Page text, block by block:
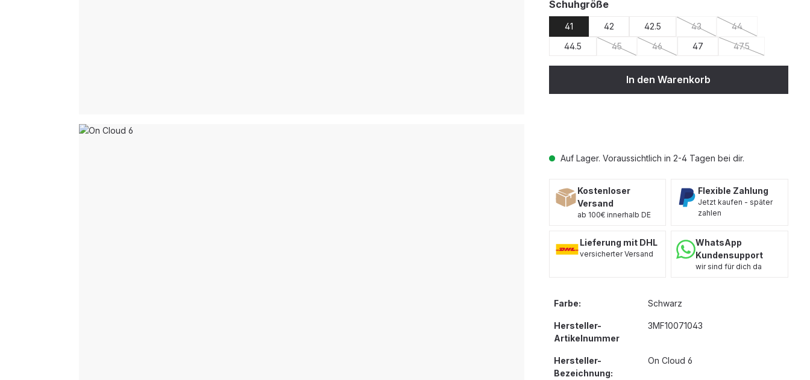
Auf Lager. Voraussichtlich in 2-4 Tagen bei dir.
Schuhgrößeauswählen
41 42 42.5 43
(Diese Option ist zurzeit nicht
44
(Diese Option ist
44.5 45
(Diese Option ist zurzeit nicht verfügbar.)
46
(Diese Option ist zurzeit nicht verfügbar.)
47 47.5
(Diese Option ist
In den Warenkorb
Kostenloser
Versand
ab 100€ innerhalb DE
Flexible Zahlung
Jetzt kaufen - später
zahlen
Lieferung mit DHL
versicherter Versand
WhatsApp
Kundensupport
wir sind für dich da
Farbe: Schwarz
Hersteller-
Artikelnummer
3MF10071043
Hersteller-
Bezeichnung:
On Cloud 6